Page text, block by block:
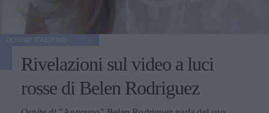
Rivelazioni sul video a luci
rosse di Belen Rodriguez